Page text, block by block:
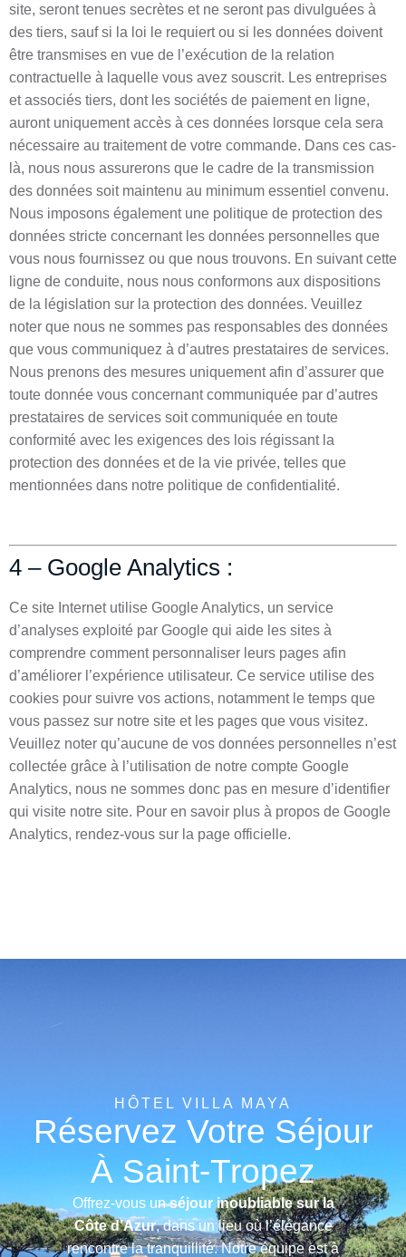
site, seront tenues secrètes et ne seront pas divulguées à
des tiers, sauf si la loi le requiert ou si les données doivent
être transmises en vue de l’exécution de la relation
contractuelle à laquelle vous avez souscrit. Les entreprises
et associés tiers, dont les sociétés de paiement en ligne,
auront uniquement accès à ces données lorsque cela sera
nécessaire au traitement de votre commande. Dans ces cas-
là, nous nous assurerons que le cadre de la transmission
des données soit maintenu au minimum essentiel convenu.
Nous imposons également une politique de protection des
données stricte concernant les données personnelles que
vous nous fournissez ou que nous trouvons. En suivant cette
ligne de conduite, nous nous conformons aux dispositions
de la législation sur la protection des données. Veuillez
noter que nous ne sommes pas responsables des données
que vous communiquez à d’autres prestataires de services.
Nous prenons des mesures uniquement afin d’assurer que
toute donnée vous concernant communiquée par d’autres
prestataires de services soit communiquée en toute
conformité avec les exigences des lois régissant la
protection des données et de la vie privée, telles que
mentionnées dans notre politique de confidentialité.
4 – Google Analytics :
Ce site Internet utilise Google Analytics, un service
d’analyses exploité par Google qui aide les sites à
comprendre comment personnaliser leurs pages afin
d’améliorer l’expérience utilisateur. Ce service utilise des
cookies pour suivre vos actions, notamment le temps que
vous passez sur notre site et les pages que vous visitez.
Veuillez noter qu’aucune de vos données personnelles n’est
collectée grâce à l’utilisation de notre compte Google
Analytics, nous ne sommes donc pas en mesure d’identifier
qui visite notre site. Pour en savoir plus à propos de Google
Analytics, rendez-vous sur la page officielle.
HÔTEL VILLA MAYA
Réservez Votre Séjour
À Saint-Tropez
Offrez-vous unséjour inoubliable sur la
Côte d’Azur, dans un lieu où l’élégance
rencontre la tranquillité. Notre équipe est à